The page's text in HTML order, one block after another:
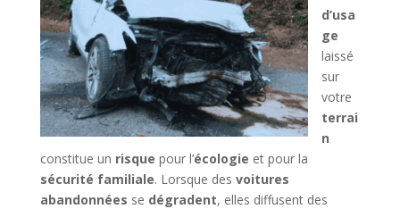
d’usa
ge
laissé
sur
votre
terrai
n
constitue un risque pour l’écologie et pour la
sécurité familiale. Lorsque des voitures
abandonnées se dégradent, elles diffusent des